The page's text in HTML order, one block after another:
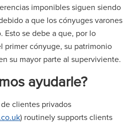
imponibles siguen siendo
a que los cónyuges varones
Esto se debe a que, por lo
primer cónyuge, su patrimonio
su mayor parte al superviviente.
ayudarle?
clientes privados
) routinely supports clients